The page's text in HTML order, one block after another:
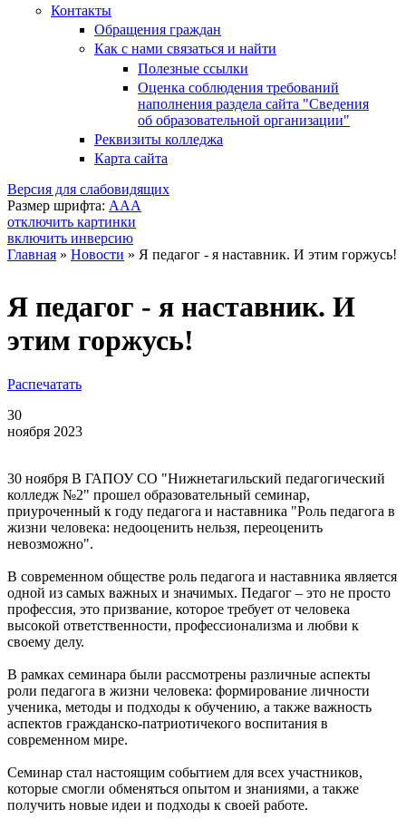
Контакты
Обращения граждан
Как с нами связаться и найти
Полезные ссылки
Оценка соблюдения требований
наполнения раздела сайта "Сведения
об образовательной организации"
Реквизиты колледжа
Карта сайта
Версия для слабовидящих
Размер шрифта: AAA
отключить картинки
включить инверсию
Главная » Новости » Я педагог - я наставник. И этим горжусь!
Я педагог - я наставник. И
этим горжусь!
Распечатать
30
ноября 2023
30 ноября В ГАПОУ СО "Нижнетагильский педагогический
колледж №2" прошел образовательный семинар,
приуроченный к году педагога и наставника "Роль педагога в
жизни человека: недооценить нельзя, переоценить
невозможно".
В современном обществе роль педагога и наставника является
одной из самых важных и значимых. Педагог – это не просто
профессия, это призвание, которое требует от человека
высокой ответственности, профессионализма и любви к
своему делу.
В рамках семинара были рассмотрены различные аспекты
роли педагога в жизни человека: формирование личности
ученика, методы и подходы к обучению, а также важность
аспектов гражданско-патриотичекого воспитания в
современном мире.
Семинар стал настоящим событием для всех участников,
которые смогли обменяться опытом и знаниями, а также
получить новые идеи и подходы к своей работе.